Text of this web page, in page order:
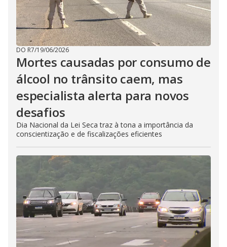
DO R7/19/06/2026
Mortes causadas por consumo de
álcool no trânsito caem, mas
especialista alerta para novos
desafios
Dia Nacional da Lei Seca traz à tona a importância da
conscientização e de fiscalizações eficientes